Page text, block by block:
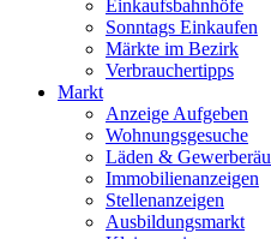
Einkaufsbahnhöfe
Sonntags Einkaufen
Märkte im Bezirk
Verbrauchertipps
Markt
Anzeige Aufgeben
Wohnungsgesuche
Läden &
Immobilienanzeigen
Stellenanzeigen
Ausbildungsmarkt